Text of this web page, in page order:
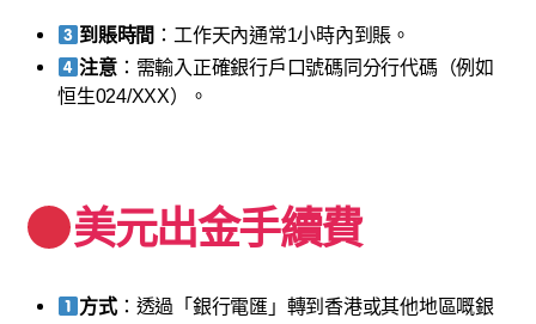
到賬時間 ：工作天內通常1小時內到賬。
注意：需輸入正確銀行戶口號碼同分行代碼（例如
恒生024/XXX）。
美元出金手續費
方式：透過「銀行電匯」轉到香港或其他地區嘅銀